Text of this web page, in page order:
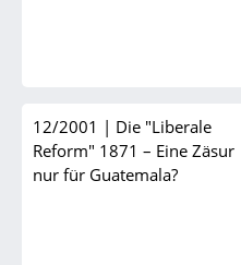
12/2001 | Die "Liberale
Reform" 1871 – Eine Zäsur
nur für Guatemala?